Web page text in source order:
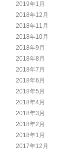
2019年1月
2018年12月
2018年11月
2018年10月
2018年9月
2018年8月
2018年7月
2018年6月
2018年5月
2018年4月
2018年3月
2018年2月
2018年1月
2017年12月